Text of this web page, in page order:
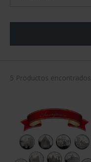
5 Productos encontrados